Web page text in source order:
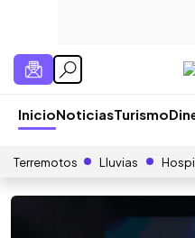
InicioNoticiasTurismo
Terremotos Lluvias